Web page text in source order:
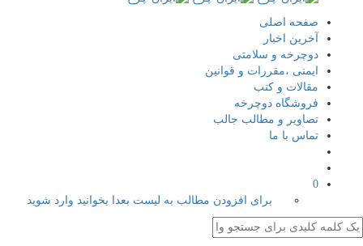
صفحه اصلی
آخرین اخبار
دوچرخه و سلامتی
ایمنی ،مقررات و قوانین
مقالات و کتب
فروشگاه دوچرخه
تصاویر و مطالب جالب
تماس با ما
0
برای افزودن مطالب به لیست بعدا بخوانید وارد شوید